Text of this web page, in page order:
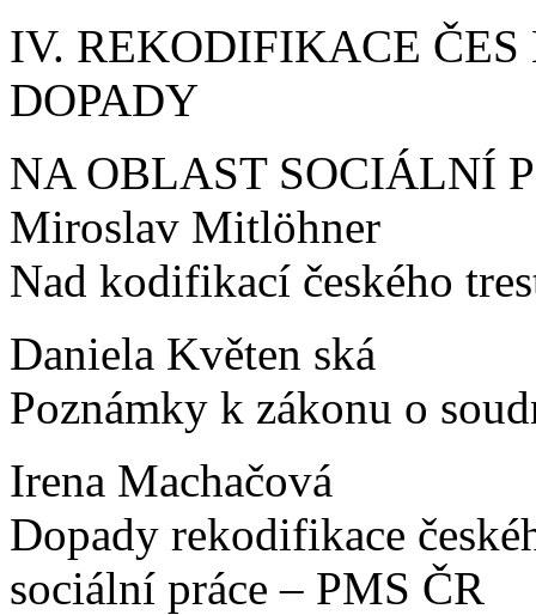
IV. REKODIFIKACE
DOPADY
NA OBLAST SOCIÁLNÍ
Miroslav Mitlöhner
Nad kodifikací českého
Daniela Květen ská
Poznámky k zákonu o
Irena Machačová
Dopady rekodifikace
sociální práce – PMS ČR